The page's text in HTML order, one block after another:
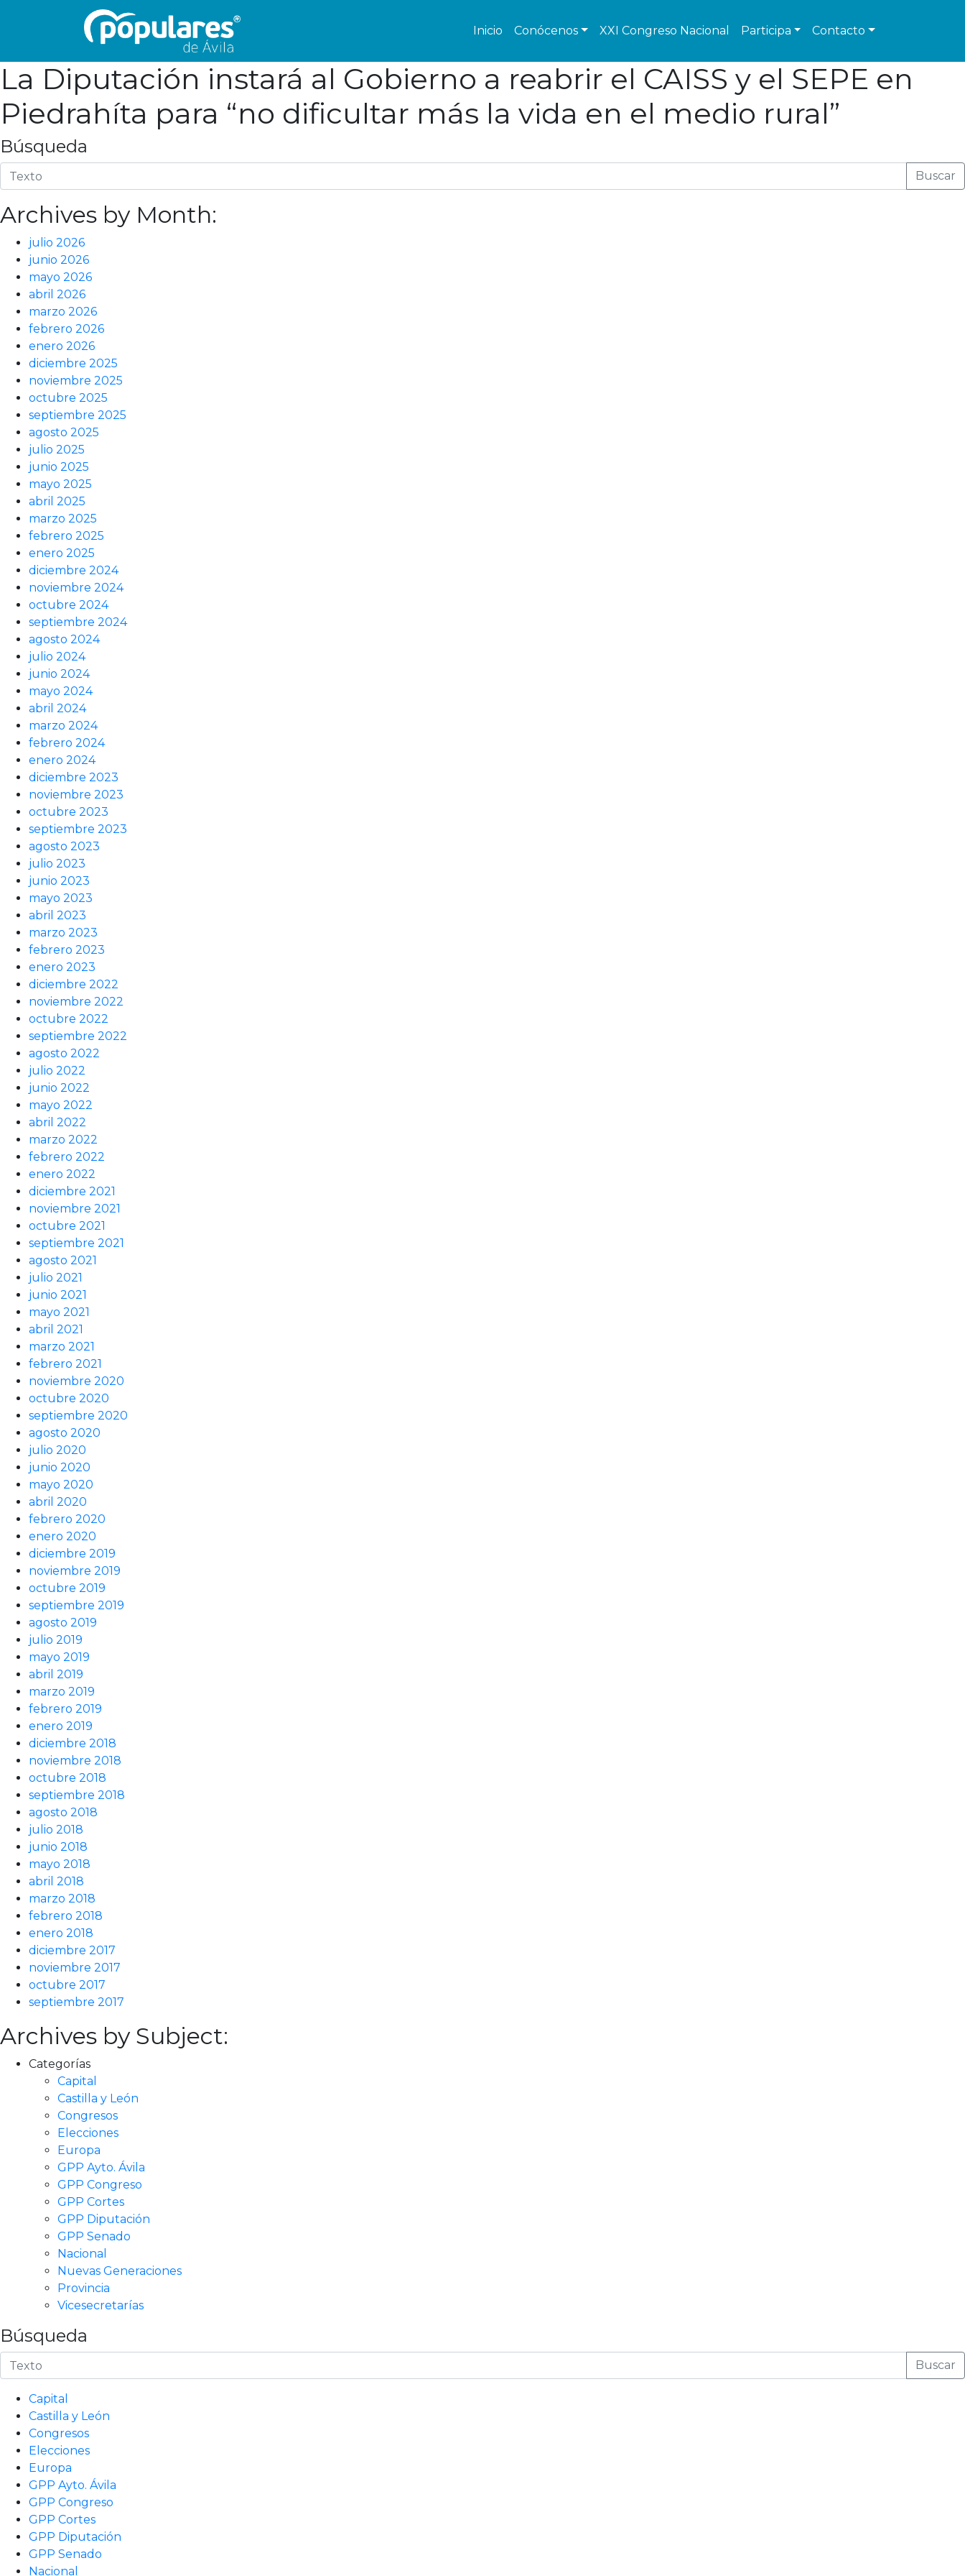
Inicio Conócenos XXI Congreso Nacional Participa Contacto
La Diputación instará al Gobierno a reabrir el CAISS y el SEPE en
Piedrahíta para “no dificultar más la vida en el medio rural”
Búsqueda
Buscar
Archives by Month:
julio 2026
junio 2026
mayo 2026
abril 2026
marzo 2026
febrero 2026
enero 2026
diciembre 2025
noviembre 2025
octubre 2025
septiembre 2025
agosto 2025
julio 2025
junio 2025
mayo 2025
abril 2025
marzo 2025
febrero 2025
enero 2025
diciembre 2024
noviembre 2024
octubre 2024
septiembre 2024
agosto 2024
julio 2024
junio 2024
mayo 2024
abril 2024
marzo 2024
febrero 2024
enero 2024
diciembre 2023
noviembre 2023
octubre 2023
septiembre 2023
agosto 2023
julio 2023
junio 2023
mayo 2023
abril 2023
marzo 2023
febrero 2023
enero 2023
diciembre 2022
noviembre 2022
octubre 2022
septiembre 2022
agosto 2022
julio 2022
junio 2022
mayo 2022
abril 2022
marzo 2022
febrero 2022
enero 2022
diciembre 2021
noviembre 2021
octubre 2021
septiembre 2021
agosto 2021
julio 2021
junio 2021
mayo 2021
abril 2021
marzo 2021
febrero 2021
noviembre 2020
octubre 2020
septiembre 2020
agosto 2020
julio 2020
junio 2020
mayo 2020
abril 2020
febrero 2020
enero 2020
diciembre 2019
noviembre 2019
octubre 2019
septiembre 2019
agosto 2019
julio 2019
mayo 2019
abril 2019
marzo 2019
febrero 2019
enero 2019
diciembre 2018
noviembre 2018
octubre 2018
septiembre 2018
agosto 2018
julio 2018
junio 2018
mayo 2018
abril 2018
marzo 2018
febrero 2018
enero 2018
diciembre 2017
noviembre 2017
octubre 2017
septiembre 2017
Archives by Subject:
Categorías
Capital
Castilla y León
Congresos
Elecciones
Europa
GPP Ayto. Ávila
GPP Congreso
GPP Cortes
GPP Diputación
GPP Senado
Nacional
Nuevas Generaciones
Provincia
Vicesecretarías
Búsqueda
Buscar
Capital
Castilla y León
Congresos
Elecciones
Europa
GPP Ayto. Ávila
GPP Congreso
GPP Cortes
GPP Diputación
GPP Senado
Nacional